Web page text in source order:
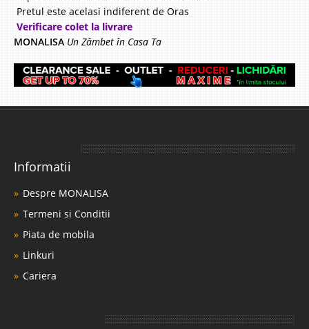
Pretul este acelasi indiferent de Oras
Verificare colet la livrare
MONALISA Un Zâmbet în Casa Ta
Informatii
Despre MONALISA
Termeni si Conditii
Piata de mobila
Linkuri
Cariera